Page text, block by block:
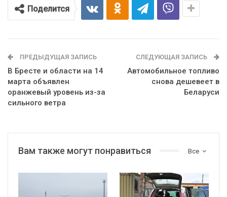
Поделится
ПРЕДЫДУЩАЯ ЗАПИСЬ
В Бресте и области на 14
марта объявлен
оранжевый уровень из-за
сильного ветра
СЛЕДУЮЩАЯ ЗАПИСЬ
Автомобильное топливо
снова дешевеет в
Беларуси
Все
Вам также могут понравиться